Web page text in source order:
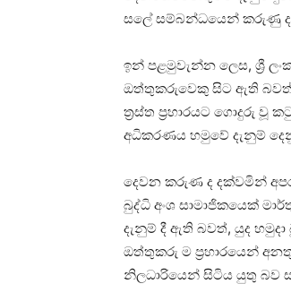
සලේ සම්බන්ධයෙන් කරුණු
ඉන් පළමුවැන්න ලෙස, ශ්‍රී
ඔත්තුකරුවෙකු සිට ඇති
ත්‍රස්ත ප්‍රහාරයට ගොදුරු වූ
අධිකරණය හමුවේ දැනුම්
දෙවන කරුණ ද දක්වමින්
බුද්ධි අංශ සාමාජිකයෙක්
දැනුම් දී ඇති බවත්, යුද
ඔත්තුකරු ම ප්‍රහාරයෙන්
නිලධාරියෙන් සිටිය යුතු බව